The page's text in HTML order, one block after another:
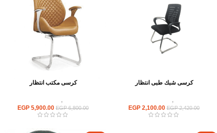
كرسى شبك طبى انتظار
,
EGP2,420.00
EGP 2,100.00
كرسى مكتب انتظار
,
EGP6,800.00
EGP 5,900.00